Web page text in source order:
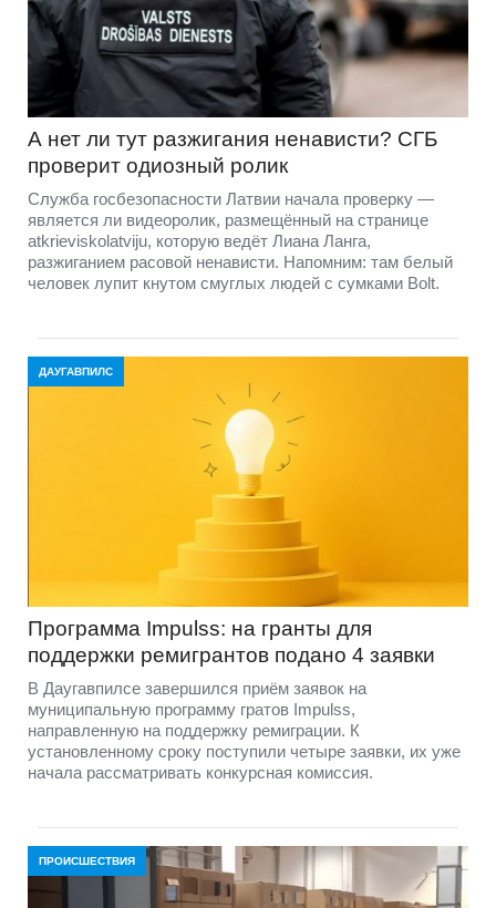
А нет ли тут разжигания ненависти? СГБ
проверит одиозный ролик
Служба госбезопасности Латвии начала проверку —
является ли видеоролик, размещённый на странице
atkrieviskolatviju, которую ведёт Лиана Ланга,
разжиганием расовой ненависти. Напомним: там белый
человек лупит кнутом смуглых людей с сумками Bolt.
ДАУГАВПИЛС
Программа Impulss: на гранты для
поддержки ремигрантов подано 4 заявки
В Даугавпилсе завершился приём заявок на
муниципальную программу гратов Impulss,
направленную на поддержку ремиграции. К
установленному сроку поступили четыре заявки, их уже
начала рассматривать конкурсная комиссия.
ПРОИСШЕСТВИЯ